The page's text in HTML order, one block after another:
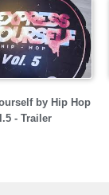
by Hip Hop
- Trailer